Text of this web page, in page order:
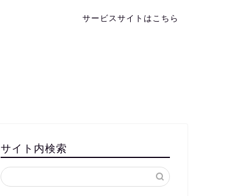
サービスサイトはこちら
サイト内検索